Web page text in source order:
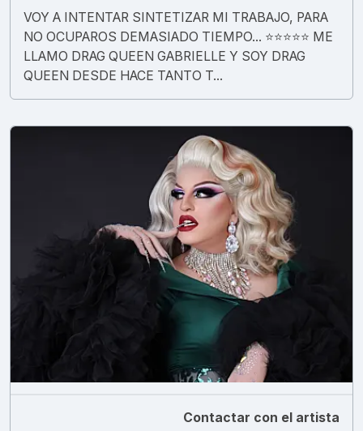
VOY A INTENTAR SINTETIZAR MI TRABAJO, PARA
NO OCUPAROS DEMASIADO TIEMPO... ⭐⭐⭐⭐⭐ ME
LLAMO DRAG QUEEN GABRIELLE Y SOY DRAG
QUEEN DESDE HACE TANTO T...
Contactar con el artista